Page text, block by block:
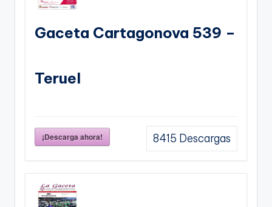
Gaceta Cartagonova 539 –
Teruel
¡Descarga ahora! 8415 Descargas